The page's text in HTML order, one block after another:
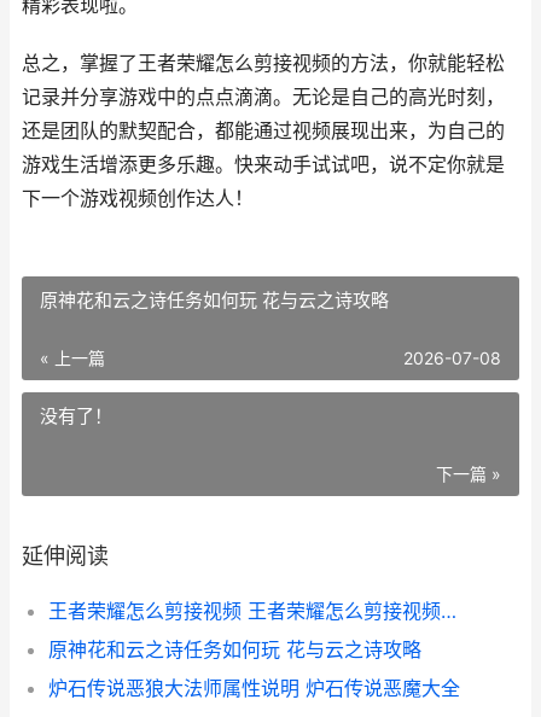
精彩表现啦。
总之，掌握了王者荣耀怎么剪接视频的方法，你就能轻松
记录并分享游戏中的点点滴滴。无论是自己的高光时刻，
还是团队的默契配合，都能通过视频展现出来，为自己的
游戏生活增添更多乐趣。快来动手试试吧，说不定你就是
下一个游戏视频创作达人！
原神花和云之诗任务如何玩 花与云之诗攻略
« 上一篇 2026-07-08
没有了！
下一篇 »
延伸阅读
王者荣耀怎么剪接视频 王者荣耀怎么剪接视频教程
原神花和云之诗任务如何玩 花与云之诗攻略
炉石传说恶狼大法师属性说明 炉石传说恶魔大全